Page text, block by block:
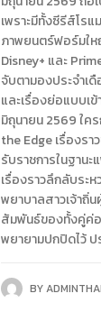
เพราะมีทั้งซีรีส์โร
ภาพยนตร์ฟอร์มให
Disney+ และ
จับตามองประจำเ
และเรื่องย่อแบบเ
มิถุนายน 2569 ใค
the Edge เรื่องร
รับราชการในฐานะ
เรื่องราวลึกลับระ
พยาบาลสาวเจ้าถิ่
สัมพันธ์ของทั้งคู่ค่อ
พยายามปกปิดไว้ ป
BYADMINTHAI